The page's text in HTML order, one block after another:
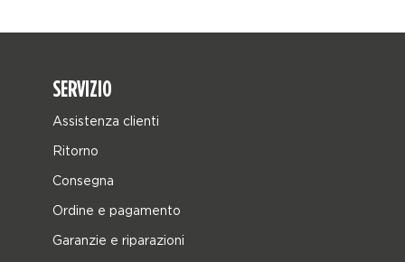
SERVIZIO
Assistenza clienti
Ritorno
Consegna
Ordine e pagamento
Garanzie e riparazioni